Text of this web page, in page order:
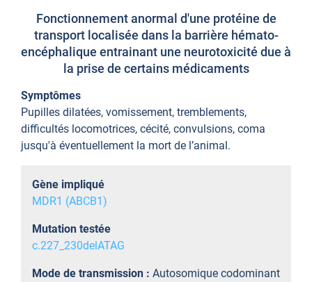
Fonctionnement anormal d'une protéine de
transport localisée dans la barrière hémato-
encéphalique entrainant une neurotoxicité due à
la prise de certains médicaments
Symptômes
Pupilles dilatées, vomissement, tremblements,
difficultés locomotrices, cécité, convulsions, coma
jusqu'à éventuellement la mort de l’animal.
Gène impliqué
MDR1 (ABCB1)
Mutation testée
c.227_230delATAG
Mode de transmission : Autosomique codominant